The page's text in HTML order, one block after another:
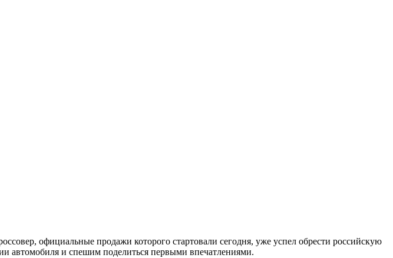
официальные продажи которого стартовали сегодня, уже успел обрести российскую
автомобиля и спешим поделиться первыми впечатлениями.